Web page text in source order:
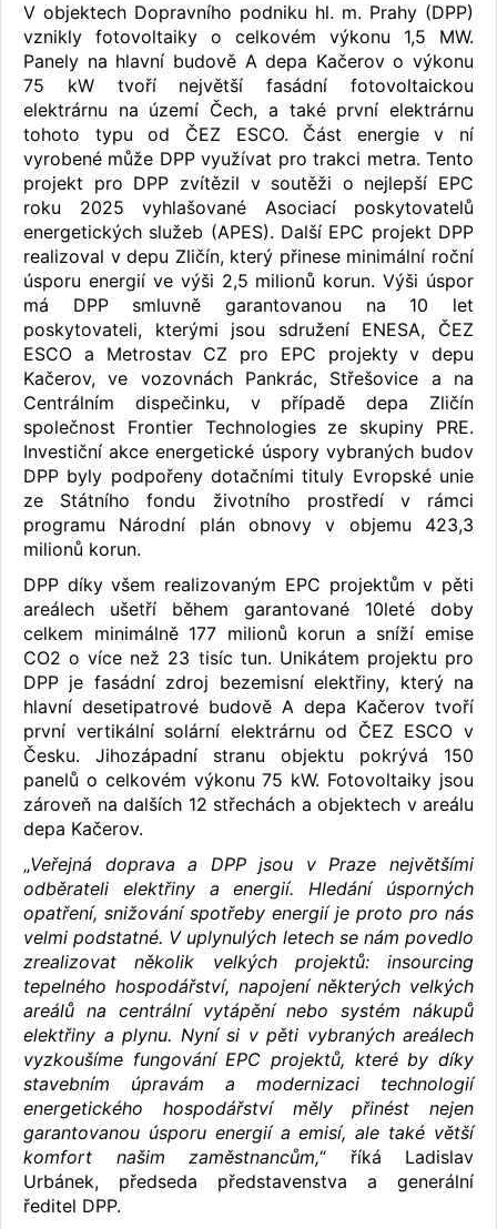
V objektech Dopravního podniku hl. m. Prahy (DPP)
vznikly fotovoltaiky o celkovém výkonu 1,5 MW.
Panely na hlavní budově A depa Kačerov o výkonu
75 kW tvoří největší fasádní fotovoltaickou
elektrárnu na území Čech, a také první elektrárnu
tohoto typu od ČEZ ESCO. Část energie v ní
vyrobené může DPP využívat pro trakci metra. Tento
projekt pro DPP zvítězil v soutěži o nejlepší EPC
roku 2025 vyhlašované Asociací poskytovatelů
energetických služeb (APES). Další EPC projekt DPP
realizoval v depu Zličín, který přinese minimální roční
úsporu energií ve výši 2,5 milionů korun. Výši úspor
má DPP smluvně garantovanou na 10 let
poskytovateli, kterými jsou sdružení ENESA, ČEZ
ESCO a Metrostav CZ pro EPC projekty v depu
Kačerov, ve vozovnách Pankrác, Střešovice a na
Centrálním dispečinku, v případě depa Zličín
společnost Frontier Technologies ze skupiny PRE.
Investiční akce energetické úspory vybraných budov
DPP byly podpořeny dotačními tituly Evropské unie
ze Státního fondu životního prostředí v rámci
programu Národní plán obnovy v objemu 423,3
milionů korun.
DPP díky všem realizovaným EPC projektům v pěti
areálech ušetří během garantované 10leté doby
celkem minimálně 177 milionů korun a sníží emise
CO2 o více než 23 tisíc tun. Unikátem projektu pro
DPP je fasádní zdroj bezemisní elektřiny, který na
hlavní desetipatrové budově A depa Kačerov tvoří
první vertikální solární elektrárnu od ČEZ ESCO v
Česku. Jihozápadní stranu objektu pokrývá 150
panelů o celkovém výkonu 75 kW. Fotovoltaiky jsou
zároveň na dalších 12 střechách a objektech v areálu
depa Kačerov.
„Veřejná doprava a DPP jsou v Praze největšími
odběrateli elektřiny a energií. Hledání úsporných
opatření, snižování spotřeby energií je proto pro nás
velmi podstatné. V uplynulých letech se nám povedlo
zrealizovat několik velkých projektů: insourcing
tepelného hospodářství, napojení některých velkých
areálů na centrální vytápění nebo systém nákupů
elektřiny a plynu. Nyní si v pěti vybraných areálech
vyzkoušíme fungování EPC projektů, které by díky
stavebním úpravám a modernizaci technologií
energetického hospodářství měly přinést nejen
garantovanou úsporu energií a emisí, ale také větší
komfort našim zaměstnancům,“ říká Ladislav
Urbánek, předseda představenstva a generální
ředitel DPP.